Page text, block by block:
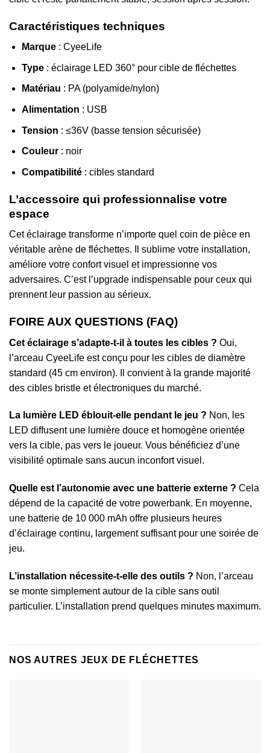
Caractéristiques techniques
Marque: CyeeLife
Type: éclairage LED 360° pour cible de fléchettes
Matériau : PA (polyamide/nylon)
Alimentation : USB
Tension : ≤36V (basse tension sécurisée)
Couleur: noir
Compatibilité: cibles standard
L’accessoire qui professionnalise votre
espace
Cet éclairage transforme n’importe quel coin de pièce en
véritable arène de fléchettes. Il sublime votre installation,
améliore votre confort visuel et impressionne vos
adversaires. C’est l’upgrade indispensable pour ceux qui
prennent leur passion au sérieux.
FOIRE AUX QUESTIONS (FAQ)
Cet éclairage s’adapte-t-il à toutes les cibles ? Oui,
l’arceau CyeeLife est conçu pour les cibles de diamètre
standard (45 cm environ). Il convient à la grande majorité
des cibles bristle et électroniques du marché.
La lumière LED éblouit-elle pendant le jeu ? Non, les
LED diffusent une lumière douce et homogène orientée
vers la cible, pas vers le joueur. Vous bénéficiez d’une
visibilité optimale sans aucun inconfort visuel.
Quelle est l’autonomie avec une batterie externe ? Cela
dépend de la capacité de votre powerbank. En moyenne,
une batterie de 10 000 mAh offre plusieurs heures
d’éclairage continu, largement suffisant pour une soirée de
jeu.
L’installation nécessite-t-elle des outils ? Non, l’arceau
se monte simplement autour de la cible sans outil
particulier. L’installation prend quelques minutes maximum.
NOS AUTRES JEUX DE FLÉCHETTES